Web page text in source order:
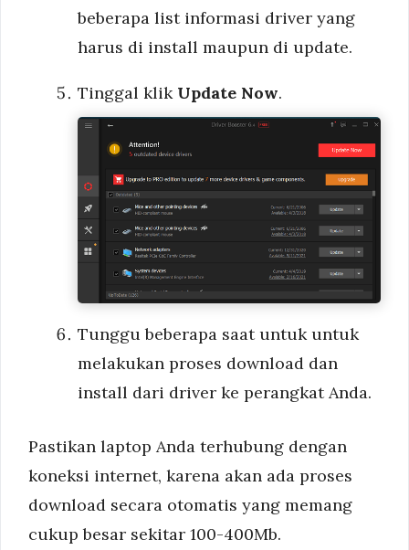
beberapa list informasi driver yang
harus di install maupun di update.
Tinggal klik Update Now.
Tunggu beberapa saat untuk untuk
melakukan proses download dan
install dari driver ke perangkat Anda.
Pastikan laptop Anda terhubung dengan
koneksi internet, karena akan ada proses
download secara otomatis yang memang
cukup besar sekitar 100-400Mb.